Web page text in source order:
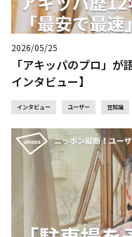
2026/05/25
「アキッパのプロ」
インタビュー】
インタビュー ユーザー 豆知識